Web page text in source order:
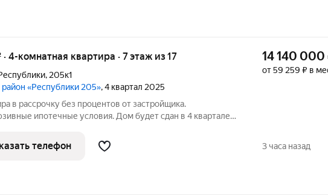
· 4-комнатная квартира · 7 этаж из 17
, 205к1
район «Республики 205», 4 квартал 2025
в рассрочку без процентов от застройщика.
ипотечные условия. Дом будет сдан в 4 квартале
Продается четырехкомнатная квартира с
отделкой в ЖК
14 140 000
от 59 259 ₽ в
телефон 3 часа назад